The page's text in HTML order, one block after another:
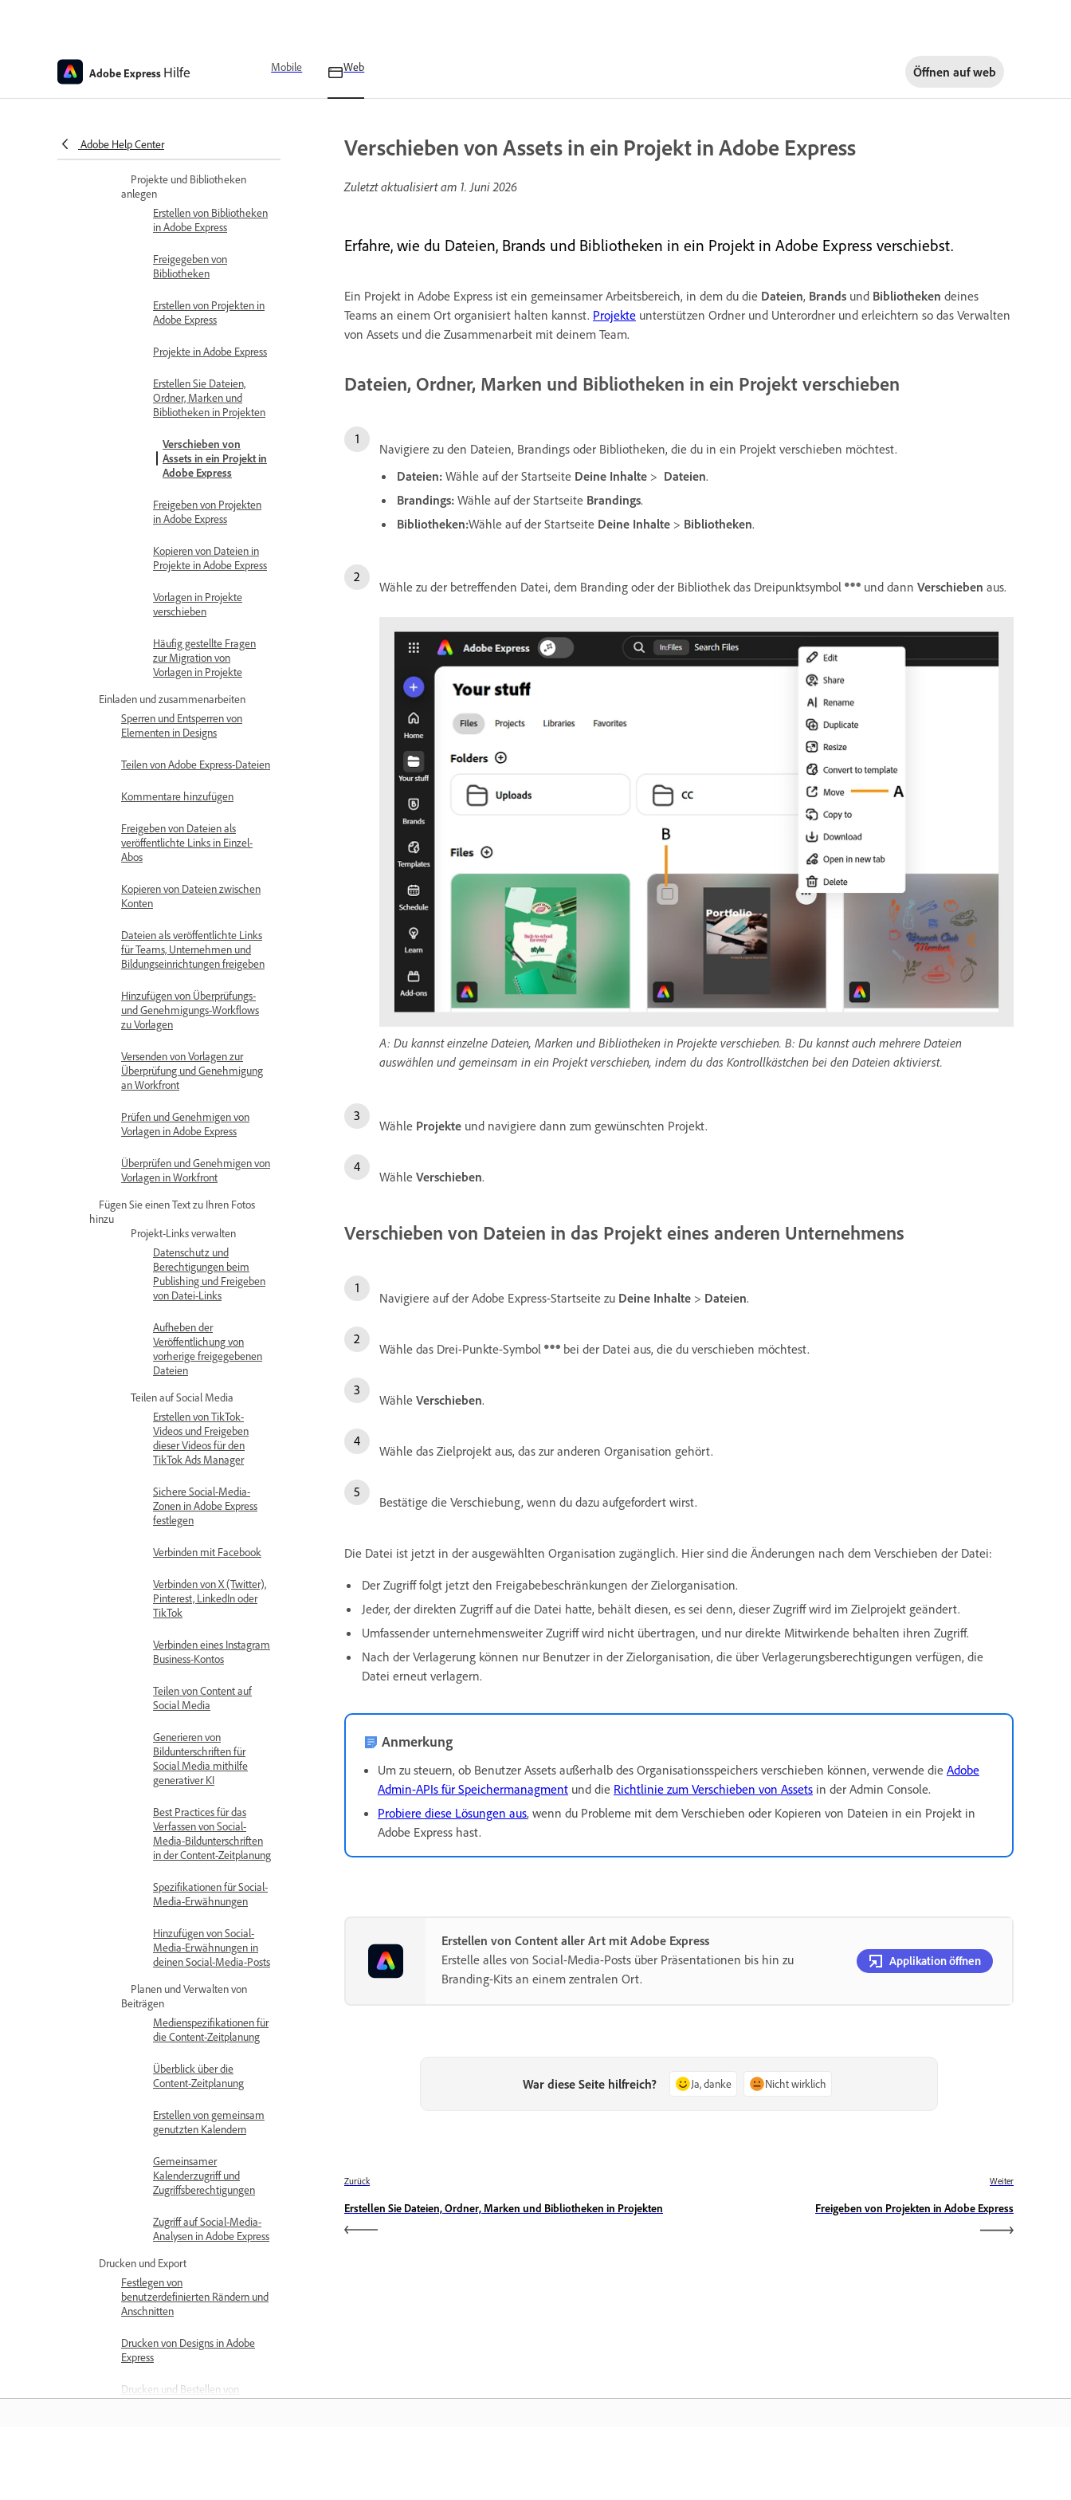
Adobe Express Hilfe Mobile Web Öffnen aufweb
Adobe Help Center
auswählen
Vorlagen
Projekte und Bibliotheken
anlegen
Erstellen von Bibliotheken
in Adobe Express
Freigegeben von
Bibliotheken
Erstellen von Projekten in
Adobe Express
Projekte in Adobe Express
Erstellen Sie Dateien,
Ordner, Marken und
Bibliotheken in Projekten
Verschieben von
Assets in ein Projekt in
Adobe Express
Freigeben von Projekten
in Adobe Express
Kopieren von Dateien in
Projekte in Adobe Express
Vorlagen in Projekte
verschieben
Häufig gestellte Fragen
zur Migration von
Vorlagen in Projekte
Einladen und zusammenarbeiten
Sperren und Entsperren von
Elementen in Designs
Teilen von Adobe Express-Dateien
Kommentare hinzufügen
Freigeben von Dateien als
veröffentlichte Links in Einzel-
Abos
Kopieren von Dateien zwischen
Konten
Dateien als veröffentlichte Links
für Teams, Unternehmen und
Bildungseinrichtungen freigeben
Hinzufügen von Überprüfungs-
und Genehmigungs-Workflows
zu Vorlagen
Versenden von Vorlagen zur
Überprüfung und Genehmigung
an Workfront
Prüfen und Genehmigen von
Vorlagen in Adobe Express
Überprüfen und Genehmigen von
Vorlagen in Workfront
Fügen Sie einen Text zu Ihren Fotos
hinzu
Projekt-Links verwalten
Datenschutz und
Berechtigungen beim
Publishing und Freigeben
von Datei-Links
Aufheben der
Veröffentlichung von
vorherige freigegebenen
Dateien
Teilen auf Social Media
Erstellen von TikTok-
Videos und Freigeben
dieser Videos für den
TikTok Ads Manager
Sichere Social-Media-
Zonen in Adobe Express
festlegen
Verbinden mit Facebook
Verbinden von X (Twitter),
Pinterest, LinkedIn oder
TikTok
Verbinden eines Instagram
Business-Kontos
Teilen von Content auf
Social Media
Generieren von
Bildunterschriften für
Social Media mithilfe
generativer KI
Best Practices für das
Verfassen von Social-
Media-Bildunterschriften
in der Content-Zeitplanung
Spezifikationen für Social-
Media-Erwähnungen
Hinzufügen von Social-
Media-Erwähnungen in
deinen Social-Media-Posts
Planen und Verwalten von
Beiträgen
Medienspezifikationen für
die Content-Zeitplanung
Überblick über die
Content-Zeitplanung
Erstellen von gemeinsam
genutzten Kalendern
Gemeinsamer
Kalenderzugriff und
Zugriffsberechtigungen
Zugriff auf Social-Media-
Analysen in Adobe Express
Drucken und Export
Festlegen von
benutzerdefinierten Rändern und
Anschnitten
Drucken von Designs in Adobe
Express
Drucken und Bestellen von
Designs
Verschieben von Assets in ein Projekt in Adobe Express
Zuletzt aktualisiert am 1. Juni 2026
Erfahre, wie du Dateien, Brands und Bibliotheken in ein Projekt in Adobe Express verschiebst.
Ein Projekt in Adobe Express ist ein gemeinsamer Arbeitsbereich, in dem du die Dateien, Brands und Bibliotheken deines
Teams an einem Ort organisiert halten kannst. Projekte unterstützen Ordner und Unterordner und erleichtern so das Verwalten
von Assets und die Zusammenarbeit mit deinem Team.
Dateien, Ordner, Marken und Bibliotheken in ein Projekt verschieben
Navigiere zu den Dateien, Brandings oder Bibliotheken, die du in ein Projekt verschieben möchtest.
Dateien: Wähle auf der Startseite Deine Inhalte > Dateien.
Brandings: Wähle auf der Startseite Brandings.
Bibliotheken:Wähle auf der Startseite Deine Inhalte > Bibliotheken.
Wähle zu der betreffenden Datei, dem Branding oder der Bibliothek das Dreipunktsymbol und dann Verschieben aus.
A: Du kannst einzelne Dateien, Marken und Bibliotheken in Projekte verschieben. B: Du kannst auch mehrere Dateien
auswählen und gemeinsam in ein Projekt verschieben, indem du das Kontrollkästchen bei den Dateien aktivierst.
Wähle Projekte und navigiere dann zum gewünschten Projekt.
Wähle Verschieben.
Verschieben von Dateien in das Projekt eines anderen Unternehmens
Navigiere auf der Adobe Express-Startseite zu Deine Inhalte > Dateien.
Wähle das Drei-Punkte-Symbol bei der Datei aus, die du verschieben möchtest.
Wähle Verschieben.
Wähle das Zielprojekt aus, das zur anderen Organisation gehört.
Bestätige die Verschiebung, wenn du dazu aufgefordert wirst.
Die Datei ist jetzt in der ausgewählten Organisation zugänglich. Hier sind die Änderungen nach dem Verschieben der Datei:
Der Zugriff folgt jetzt den Freigabebeschränkungen der Zielorganisation.
Jeder, der direkten Zugriff auf die Datei hatte, behält diesen, es sei denn, dieser Zugriff wird im Zielprojekt geändert.
Umfassender unternehmensweiter Zugriff wird nicht übertragen, und nur direkte Mitwirkende behalten ihren Zugriff.
Nach der Verlagerung können nur Benutzer in der Zielorganisation, die über Verlagerungsberechtigungen verfügen, die
Datei erneut verlagern.
Anmerkung
Um zu steuern, ob Benutzer Assets außerhalb des Organisationsspeichers verschieben können, verwende die Adobe
Admin-APIs für Speichermanagment und die Richtlinie zum Verschieben von Assets in der Admin Console.
Probiere diese Lösungen aus, wenn du Probleme mit dem Verschieben oder Kopieren von Dateien in ein Projekt in
Adobe Express hast.
Erstellen von Content aller Art mit Adobe Express
Erstelle alles von Social-Media-Posts über Präsentationen bis hin zu
Branding-Kits an einem zentralen Ort.
Applikation öffnen
War diese Seite hilfreich? Ja, danke Nicht wirklich
Zurück
Erstellen Sie Dateien, Ordner, Marken und Bibliotheken in Projekten
Weiter
Freigeben von Projekten in Adobe Express